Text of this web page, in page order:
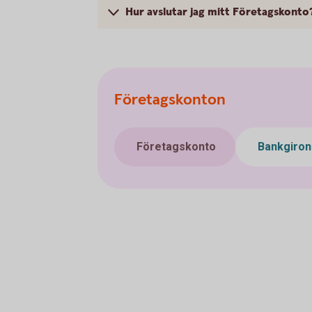
Hur avslutar jag mitt
Företagskonton
Företagskonto